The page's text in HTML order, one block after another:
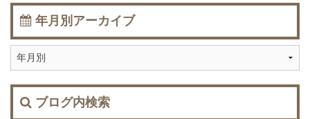
年月別アーカイブ
ブログ内検索